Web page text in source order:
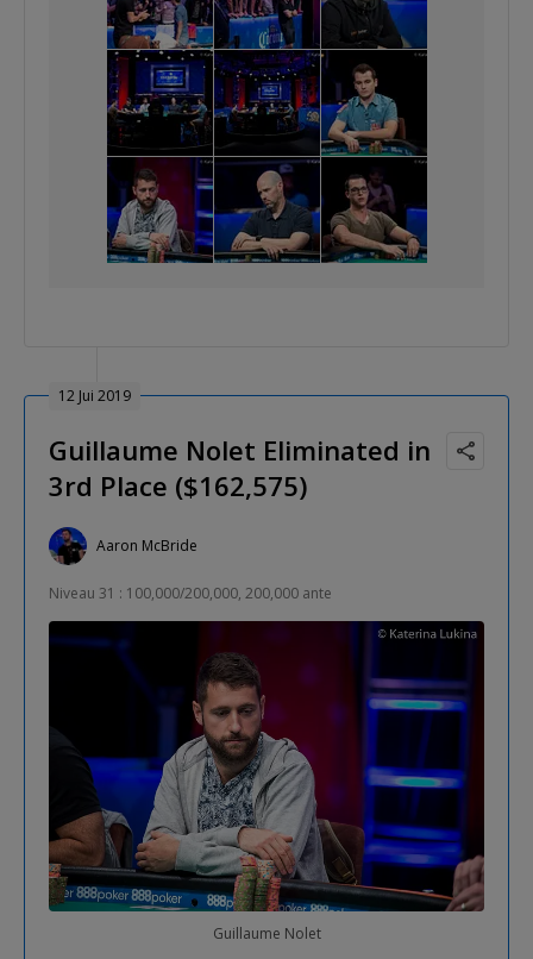
12 Jui 2019
Guillaume Nolet Eliminated in
3rd Place ($162,575)
Aaron McBride
Niveau 31 : 100,000/200,000, 200,000 ante
Guillaume Nolet